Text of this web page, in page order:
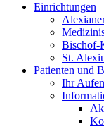
Einrichtungen
Bischof-
St.
Patienten und
Ihr